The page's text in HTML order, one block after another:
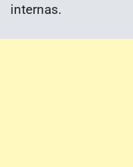
internas.